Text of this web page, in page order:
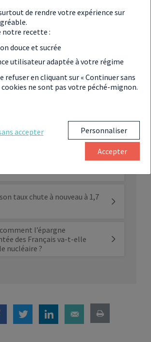
champion des placements en
d’épargne rémunéré à 6 %
août 2023
A et LDDS vont bientôt
PME de l’industrie
un taux à la baisse à 2,5 % en
taux du livret A : les Français
taux chute à nouveau à 1,7
l’épargne
des Français va-t-elle
nucléaire ?
de rendre votre expérience sur
notre recette :
douce et sucrée
utilisateur adaptée à votre régime
refuser en cliquant sur « Continuer sans
cookies ne sont pas votre péché-mignon.
accepter Personnaliser
Accepter